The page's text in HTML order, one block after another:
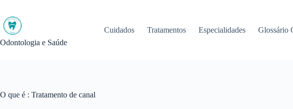
conteúdo
Odontologia e Saúde
Cuidados Tratamentos Especialidades Glossário
O que é : Tratamento de canal